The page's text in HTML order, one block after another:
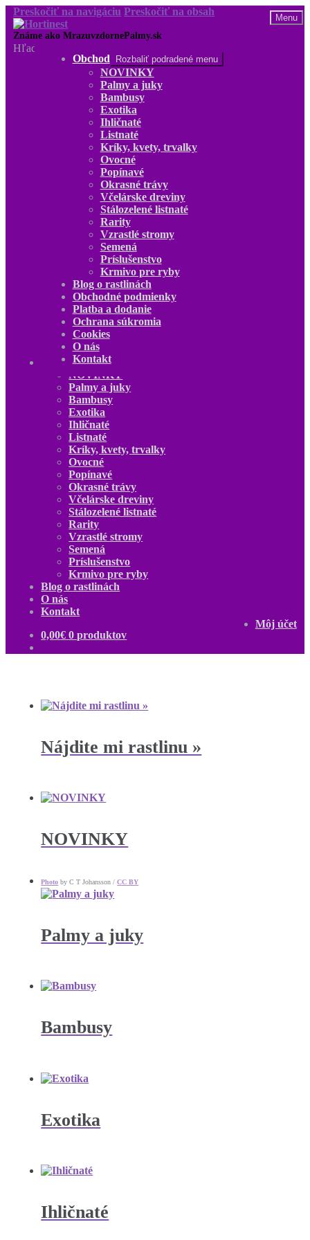
Preskočiť na navigáciu Preskočiť na obsah
Hľadať:
Menu
Obchod
NOVINKY
Palmy a juky
Bambusy
Exotika
Ihličnaté
Listnaté
Kríky, kvety, trvalky
Ovocné
Popínavé
Okrasné trávy
Včelárske dreviny
Stálozelené listnaté
Rarity
Vzrastlé stromy
Semená
Príslušenstvo
Krmivo pre ryby
Blog o rastlinách
O nás
Kontakt
Môj účet
Obchod Rozbaliť podradené menu
NOVINKY
Palmy a juky
Bambusy
Exotika
Ihličnaté
Listnaté
Kríky, kvety, trvalky
Ovocné
Popínavé
Okrasné trávy
Včelárske dreviny
Stálozelené listnaté
Rarity
Vzrastlé stromy
Semená
Príslušenstvo
Krmivo pre ryby
Blog o rastlinách
Obchodné podmienky
Platba a dodanie
Ochrana súkromia
Cookies
O nás
Kontakt
0,00€ 0 produktov
Nájdite mi rastlinu »
NOVINKY
Photo by C T Johansson /CC BY
Palmy a juky
Bambusy
Exotika
Ihličnaté